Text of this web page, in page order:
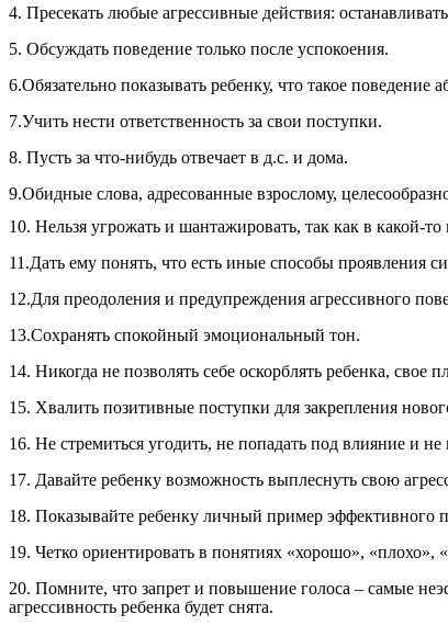
4. Пресекать любые агрессивные действия:
5. Обсуждать поведение только после успокоения.
6.Обязательно показывать ребенку, что такое поведение
7.Учить нести ответственность за свои поступки.
8. Пусть за что-нибудь отвечает в д.с. и дома.
9.Обидные слова, адресованные взрослому,
10. Нельзя угрожать и шантажировать, так как в какой-
11.Дать ему понять, что есть иные способы проявления
12.Для преодоления и предупреждения агрессивного
13.Сохранять спокойный эмоциональный тон.
14. Никогда не позволять себе оскорблять ребенка, свое
15. Хвалить позитивные поступки для закрепления
16. Не стремиться угодить, не попадать под влияние и
17. Давайте ребенку возможность выплеснуть свою
18. Показывайте ребенку личный пример эффективного
19. Четко ориентировать в понятиях «хорошо», «плохо»,
20. Помните, что запрет и повышение голоса – самые
агрессивность ребенка будет снята.